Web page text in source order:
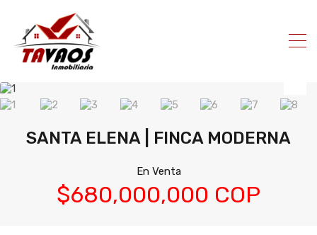
SANTA ELENA | FINCA MODERNA
En Venta
$680,000,000 COP